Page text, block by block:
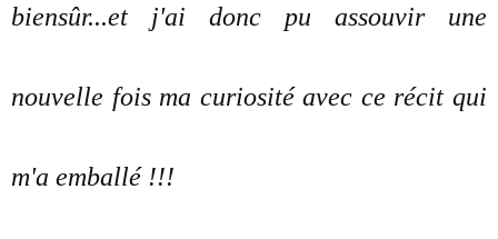
biensûr...et j'ai donc pu assouvir une
nouvelle fois ma curiosité avec ce récit qui
m'a emballé !!!